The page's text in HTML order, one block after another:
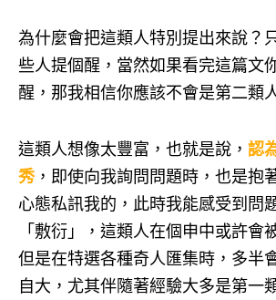
為什麼會把這類人特別提出來說？
些人提個醒，當然如果看完這篇文
醒，那我相信你應該不會是第二類
這類人想像太豐富，也就是說， 認
秀 ，即使向我詢問問題時，也是抱
心態私訊我的，此時我能感受到
「敷衍」，這類人在個申中或許會
但是在特選各種奇人匯集時，多半
自大，尤其伴隨著經驗大多是第一